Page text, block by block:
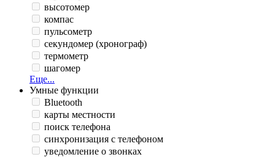
высотомер
компас
пульсометр
секундомер (хронограф)
термометр
шагомер
Еще...
Умные функции
Bluetooth
карты местности
поиск телефона
синхронизация с телефоном
уведомление о звонках